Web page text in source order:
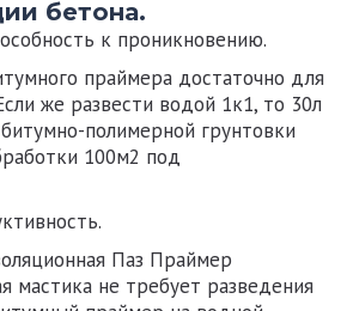
бетона.
к проникновению.
праймера достаточно для
же развести водой 1к1, то 30л
полимерной грунтовки
100м2 под
Паз Праймер
мастика не требует разведения